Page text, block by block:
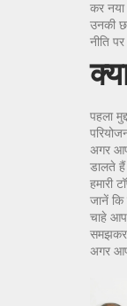
कर नया
उनकी
नीति
पहला
अगर आप
डालते
हमारी
जानें कि
चाहे आप
समझकर
अगर